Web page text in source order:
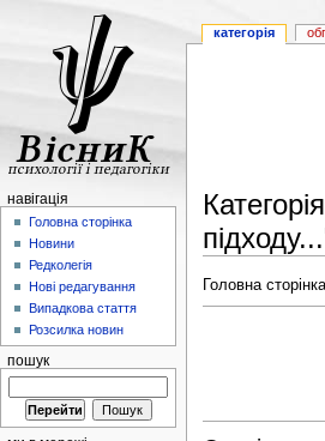
Головна
категорія
навігація
Головна сторінка
Новини
Редколегія
Нові редагування
Випадкова стаття
Розсилка новин
пошук